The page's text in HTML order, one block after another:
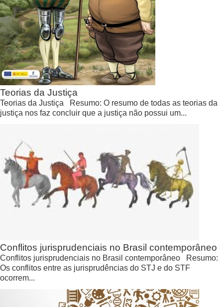
Teorias da Justiça
Teorias da Justiça Resumo: O resumo de todas as teorias da
justiça nos faz concluir que a justiça não possui um...
Conflitos jurisprudenciais no Brasil contemporâneo
Conflitos jurisprudenciais no Brasil contemporâneo Resumo:
Os conflitos entre as jurisprudências do STJ e do STF
ocorrem...